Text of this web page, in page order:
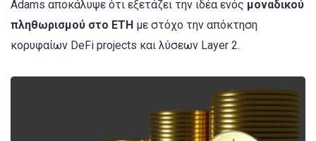
Adams αποκάλυψε ότι εξετάζει την ιδέα ενός μοναδικού
πληθωρισμού στο ETH με στόχο την απόκτηση
κορυφαίων DeFi projects και λύσεων Layer 2.